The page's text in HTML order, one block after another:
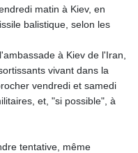
matin à Kiev, en
balistique, selon les
à Kiev de l'Iran,
vivant dans la
vendredi et samedi
et, "si possible", à
tentative, même